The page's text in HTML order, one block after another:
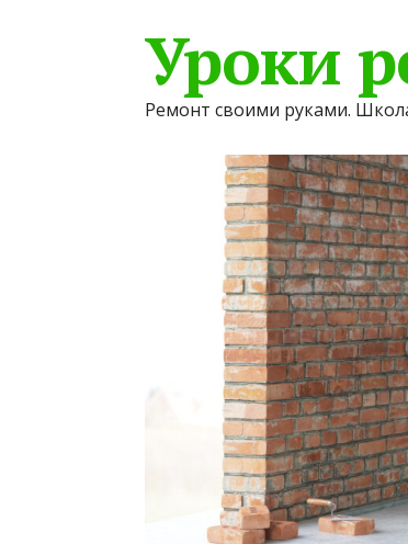
Уроки
Ремонт своими руками.